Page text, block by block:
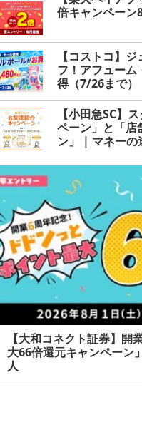
倍キャンペー
【コストコ】
フ！アフューム
得（7/26まで
【小田急SC】
ペーン」と「店
ン」 | マネーの
【大和コネクト証券】
大66倍還元キャンペーン
人